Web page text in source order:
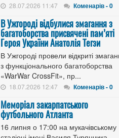
28.07.2026 11:47 Коменарів - 0
В Ужгороді відбулися змагання з
багатоборства присвячені пам’яті
Героя України Анатолія Тегзи
В Ужгороді провели відкриті
з функціонального багатоборства
«WarWar CrossFit», пр...
18.07.2026 12:47 Коменарів - 0
Меморіал закарпатського
футбольного Атланта
16 липня о 17:00 на мукачівському